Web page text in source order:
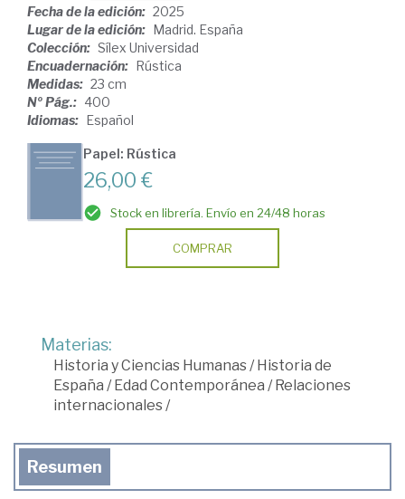
Fecha de la edición: 2025
Lugar de la edición: Madrid. España
Colección: Sílex Universidad
Encuadernación: Rústica
Medidas: 23 cm
Nº Pág.: 400
Idiomas: Español
Papel: Rústica
26,00 €
Stock en librería. Envío en 24/48 horas
COMPRAR
Materias:
Historia y Ciencias Humanas/Historia de
España /Edad Contemporánea /Relaciones
internacionales/
Resumen